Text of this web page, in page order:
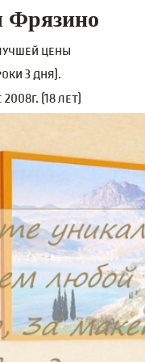
цены
3 дня).
(18 лет)